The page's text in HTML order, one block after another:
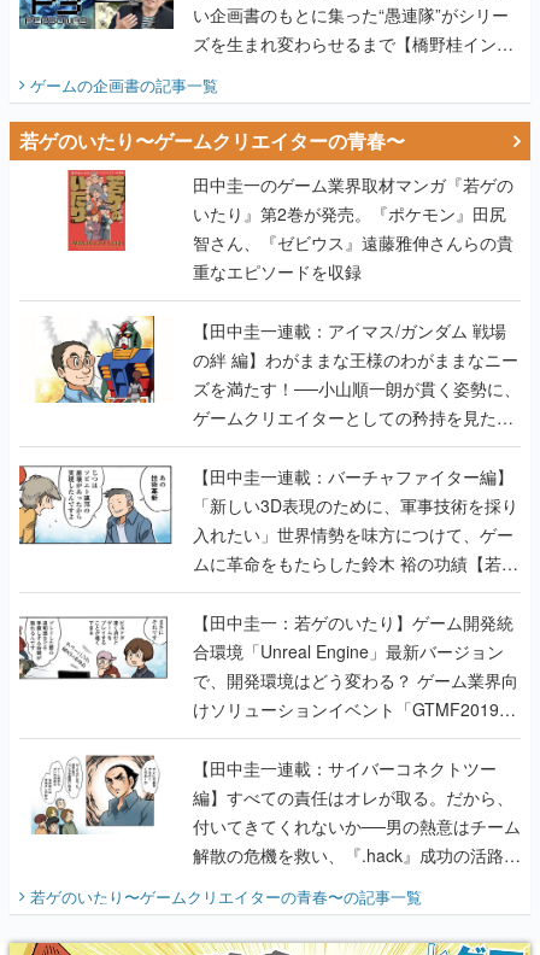
い企画書のもとに集った“愚連隊”がシリー
ズを生まれ変わらせるまで【橋野桂インタ
ゲームの企画書の記事一覧
若ゲのいたり〜ゲームクリエイターの青春〜
田中圭一のゲーム業界取材マンガ『若ゲの
いたり』第2巻が発売。『ポケモン』田尻
智さん、『ゼビウス』遠藤雅伸さんらの貴
重なエピソードを収録
【田中圭一連載：アイマス/ガンダム 戦場
の絆 編】わがままな王様のわがままなニー
ズを満たす！──小山順一朗が貫く姿勢に、
ゲームクリエイターとしての矜持を見た
【若ゲのいたり最終回】
【田中圭一連載：バーチャファイター編】
「新しい3D表現のために、軍事技術を採り
入れたい」世界情勢を味方につけて、ゲー
ムに革命をもたらした鈴木 裕の功績【若ゲ
のいたり】
【田中圭一：若ゲのいたり】ゲーム開発統
合環境「Unreal Engine」最新バージョン
で、開発環境はどう変わる？ ゲーム業界向
けソリューションイベント「GTMF2019」
に行って、より理解を深めよう【PR】
【田中圭一連載：サイバーコネクトツー
編】すべての責任はオレが取る。だから、
付いてきてくれないか──男の熱意はチーム
解散の危機を救い、『.hack』成功の活路を
『少年ジャンプ』色だった【若ゲのいた
り】
若ゲのいたり〜ゲームクリエイターの青春〜の記事一覧